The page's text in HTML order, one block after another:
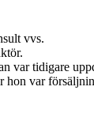
vvs.
tidigare
hon var